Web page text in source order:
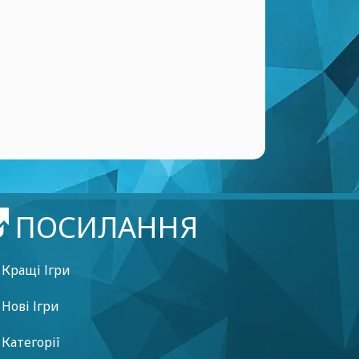
ПОСИЛАННЯ
Кращі Ігри
Нові Ігри
Категорії